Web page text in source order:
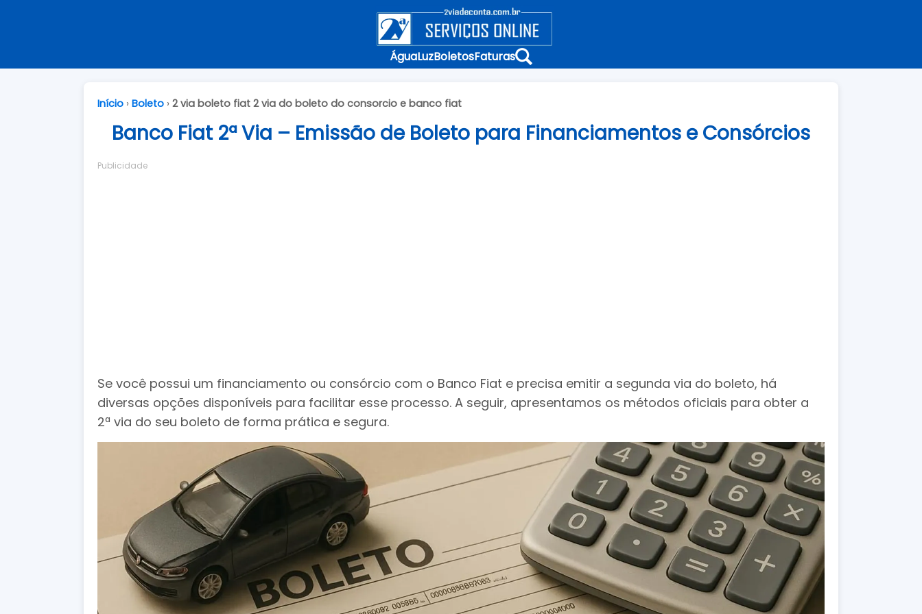
ÁguaLuzBoletosFaturas
Início › Boleto › 2 via boleto fiat 2 via do boleto do consorcio e banco fiat
Banco Fiat 2ª Via – Emissão de Boleto para Financiamentos e Consórcios
Publicidade
Se você possui um financiamento ou consórcio com o Banco Fiat e precisa emitir a segunda via do boleto, há
diversas opções disponíveis para facilitar esse processo. A seguir, apresentamos os métodos oficiais para obter a
2ª via do seu boleto de forma prática e segura.